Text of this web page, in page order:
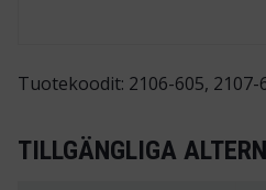
Tuotekoodit: 2106-605, 2107-
TILLGÄNGLIGA